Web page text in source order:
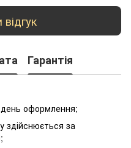
Гарантія
оформлення;
здійснюється за